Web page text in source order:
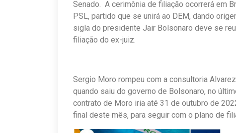
Senado. A cerimônia de filiação ocorrerá em
PSL, partido que se unirá ao DEM, dando
sigla do presidente Jair Bolsonaro deve se
filiação do ex-juiz.
Sergio Moro rompeu com a consultoria
quando saiu do governo de Bolsonaro, no
contrato de Moro iria até 31 de outubro de
final deste mês, para seguir com o plano de